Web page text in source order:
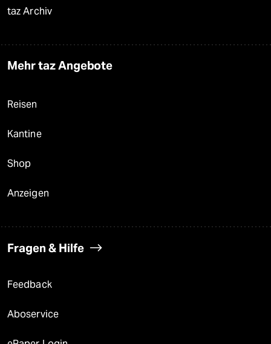
taz Archiv
Mehr taz Angebote
Reisen
Kantine
Shop
Anzeigen
Fragen & Hilfe
Feedback
Aboservice